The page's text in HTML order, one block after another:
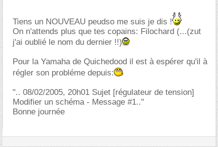
Tiens un NOUVEAU peudso me suis je dis !
On n'attends plus que tes copains: Filochard (...(zut
j'ai oublié le nom du dernier !!)
Pour la Yamaha de Quichedood il est à espérer qu'il à
régler son probléme depuis:
".. 08/02/2005, 20h01 Sujet [régulateur de tension]
Modifier un schéma - Message #1.."
Bonne journée